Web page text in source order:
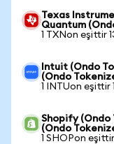
Texas
Quantum
1 TXNon eşittir
Intuit (Ondo
(Ondo
1 INTUon eşittir
Shopify (Ondo
(Ondo
1 SHOPon